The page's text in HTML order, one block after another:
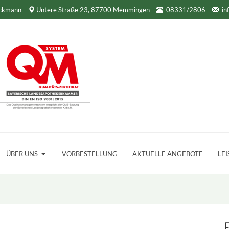
Untere Straße 23, 87700 Memmingen 08331/2806
ÜBER UNS VORBESTELLUNG AKTUELLE ANGEBOTE